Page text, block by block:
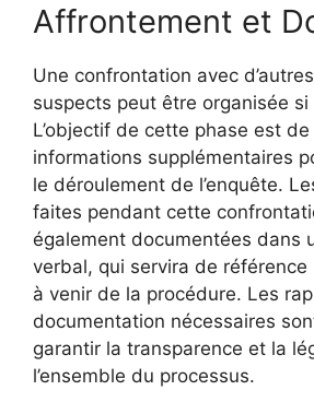
Affrontement et
Une confrontation avec
suspects peut être organisée si
L’objectif de cette phase est
informations supplémentaires
le déroulement de l’enquête.
faites pendant cette
également documentées dans
verbal, qui servira de référence
à venir de la procédure. Les
documentation nécessaires
garantir la transparence et la
l’ensemble du processus.